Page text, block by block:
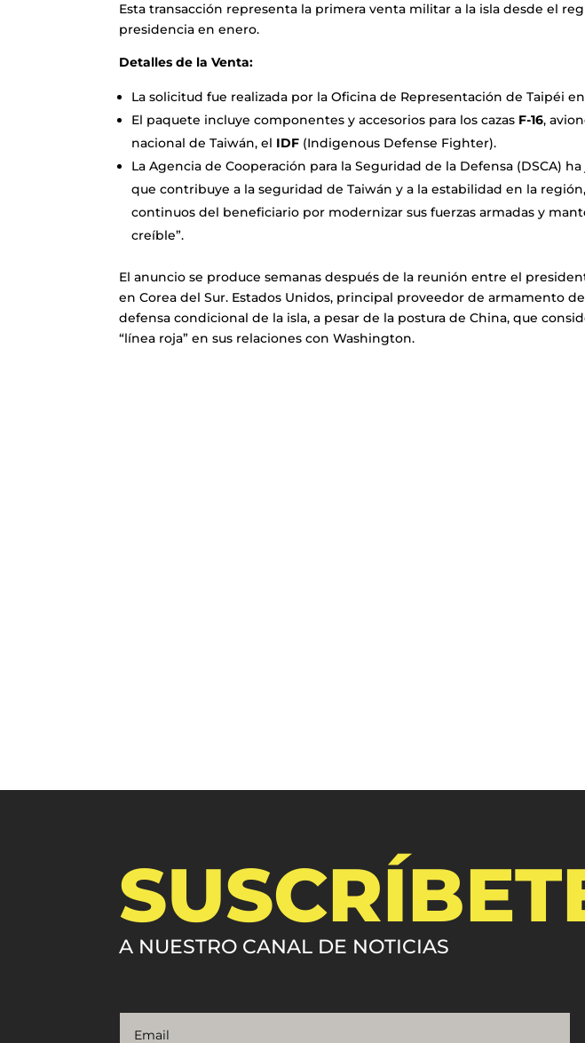
Esta transacción representa la primera venta militar a la isla desde el
presidencia en enero.
Detalles de la Venta:
La solicitud fue realizada por la Oficina de Representación de Taipéi
El paquete incluye componentes y accesorios para los cazas F-16,
nacional de Taiwán, el IDF (Indigenous Defense Fighter).
La Agencia de Cooperación para la Seguridad de la Defensa (DSCA)
que contribuye a la seguridad de Taiwán y a la estabilidad en la
continuos del beneficiario por modernizar sus fuerzas armadas y
creíble”.
El anuncio se produce semanas después de la reunión entre el
en Corea del Sur. Estados Unidos, principal proveedor de armamento
defensa condicional de la isla, a pesar de la postura de China, que
“línea roja” en sus relaciones con Washington.
A NUESTRO CANAL DE NOTICIAS